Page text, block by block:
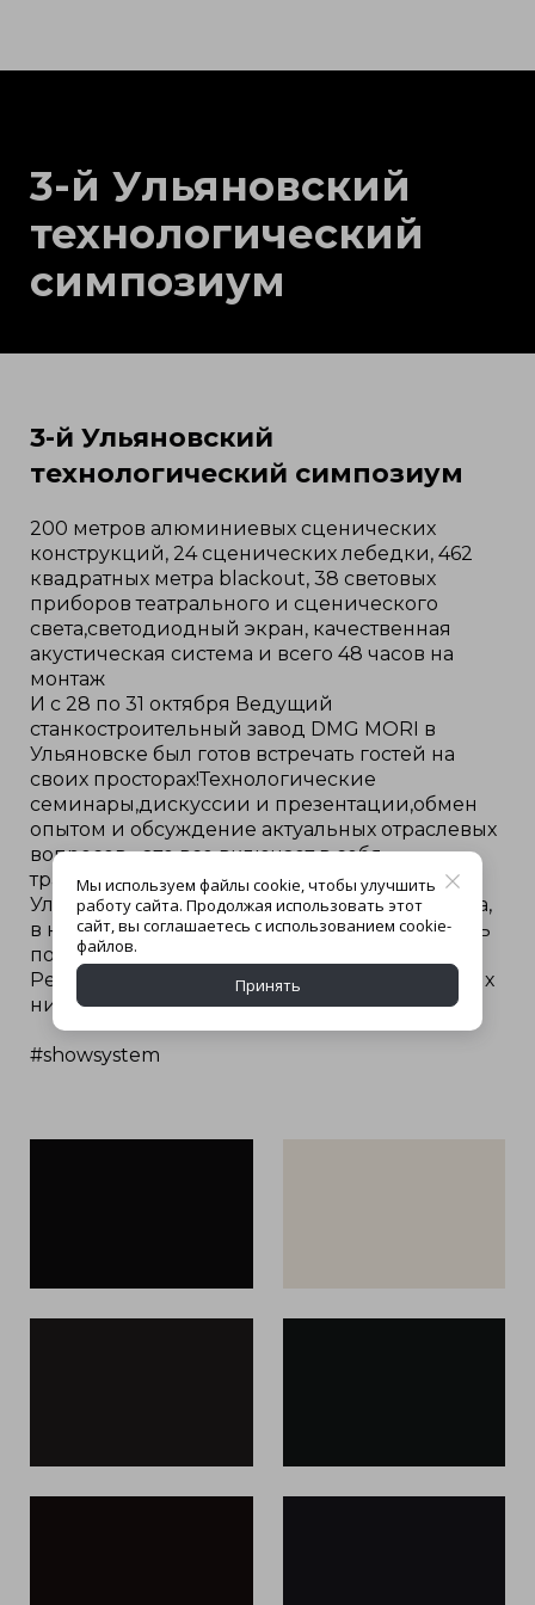
3-й Ульяновский
технологический
симпозиум
3-й Ульяновский
технологический симпозиум
200 метров алюминиевых сценических
конструкций, 24 сценических лебедки, 462
квадратных метра blаckout, 38 световых
приборов театрального и сценического
света,светодиодный экран, качественная
акустическая система и всего 48 часов на
монтаж
И с 28 по 31 октября Ведущий
станкостроительный завод DMG MORI в
Ульяновске был готов встречать гостей на
своих просторах!Технологические
семинары,дискуссии и презентации,обмен
опытом и обсуждение актуальных отраслевых
вопросов - это все включает в себя
традиционная деловая программа
Ульяновского технологического симпозиума,
в которой нашей огромной команде удалось
поучаствовать
Результат можете посмотреть на фотографиях
ниже
#showsystem
Мы используем файлы cookie, чтобы улучшить
работу сайта. Продолжая использовать этот
сайт, вы соглашаетесь с использованием cookie-
файлов.
Принять